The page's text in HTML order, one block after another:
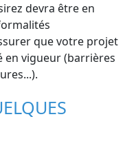
devra être en
que votre projet
en vigueur (barrières